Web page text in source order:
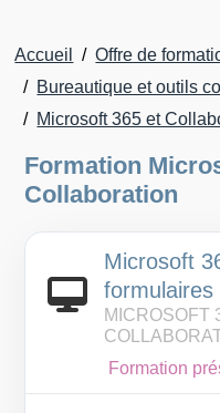
Accueil
Offre de
Bureautique et outils
Microsoft 365 et
Formation
Collaboration
Microsoft
leur
MICROSOFT
Formation